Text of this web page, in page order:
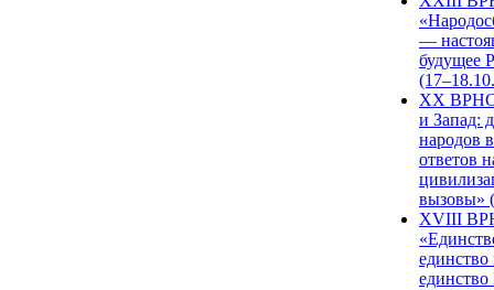
—
будущее
XX ВРНС
и Запад:
народов
ответов
вызовы»
XVIII
единство
единство